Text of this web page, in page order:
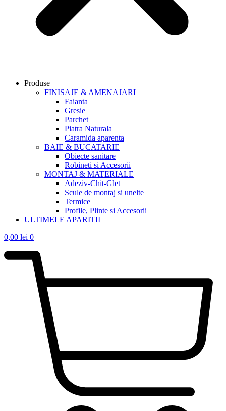
Produse
FINISAJE & AMENAJARI
Faianta
Gresie
Parchet
Piatra Naturala
Caramida aparenta
BAIE & BUCATARIE
Obiecte sanitare
Robineti si Accesorii
MONTAJ & MATERIALE
Adeziv-Chit-Glet
Scule de montaj si unelte
Termice
Profile, Plinte si Accesorii
ULTIMELE APARITII
0,00 lei 0